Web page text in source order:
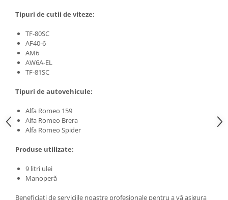
Tipuri de cutii de viteze:
TF-80SC
AF40-6
AM6
AW6A-EL
TF-81SC
Tipuri de autovehicule:
Alfa Romeo 159
Alfa Romeo Brera
Alfa Romeo Spider
Produse utilizate:
9 litri ulei
Manoperă
Beneficiați de serviciile noastre profesionale pentru a vă asigura